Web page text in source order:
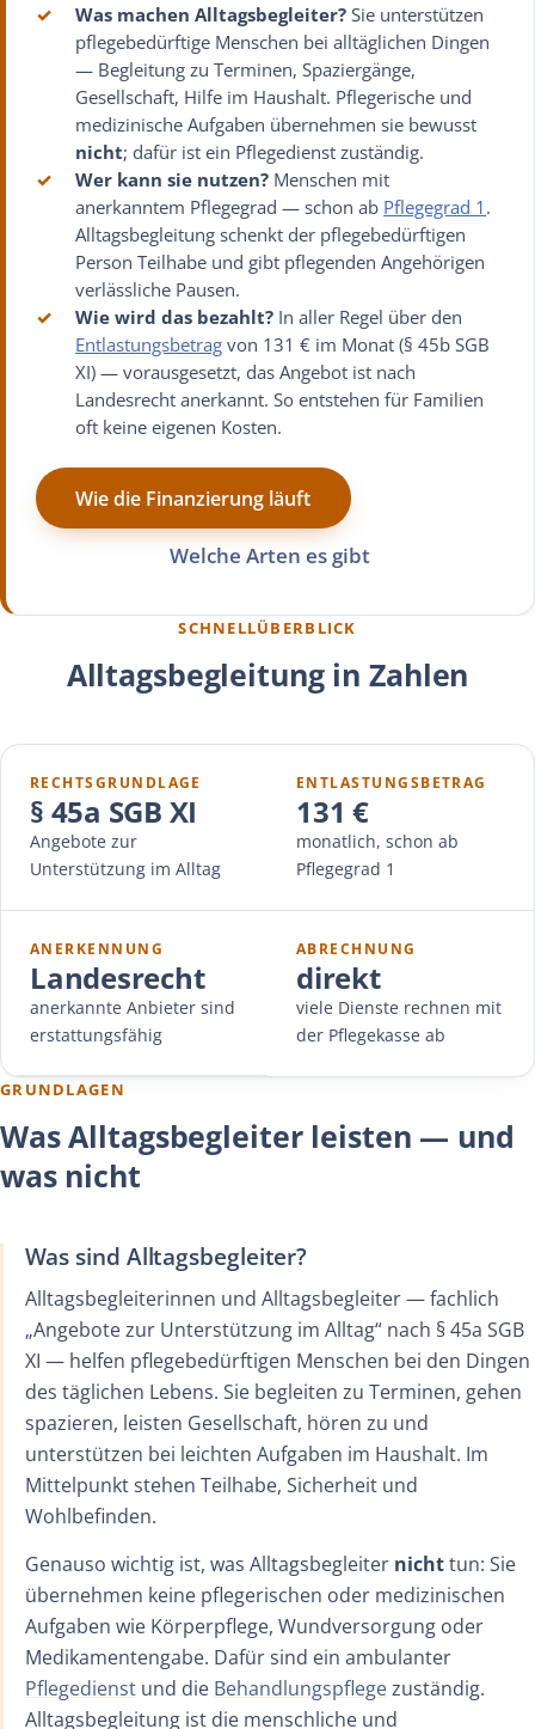
✓ Was machen Alltagsbegleiter?Sie unterstützen
pflegebedürftige Menschen bei alltäglichen Dingen
— Begleitung zu Terminen, Spaziergänge,
Gesellschaft, Hilfe im Haushalt. Pflegerische und
medizinische Aufgaben übernehmen sie bewusst
nicht; dafür ist ein Pflegedienst zuständig.
✓
Wer kann sie nutzen? Menschen mit
anerkanntem Pflegegrad — schon ab Pflegegrad 1.
Alltagsbegleitung schenkt der pflegebedürftigen
Person Teilhabe und gibt pflegenden Angehörigen
verlässliche Pausen.
✓
Wie wird das bezahlt? In aller Regel über den
Entlastungsbetragvon 131 € im Monat (§ 45b SGB
XI) — vorausgesetzt, das Angebot ist nach
Landesrecht anerkannt. So entstehen für Familien
oft keine eigenen Kosten.
Wie die Finanzierung läuft
Welche Arten es gibt
SCHNELLÜBERBLICK
Alltagsbegleitung in Zahlen
RECHTSGRUNDLAGE
§ 45a SGB XI
Angebote zur
Unterstützung im Alltag
ENTLASTUNGSBETRAG
131 €
monatlich, schon ab
Pflegegrad 1
ANERKENNUNG
Landesrecht
anerkannte Anbieter sind
erstattungsfähig
ABRECHNUNG
direkt
viele Dienste rechnen mit
der Pflegekasse ab
GRUNDLAGEN
Was Alltagsbegleiter leisten — und
was nicht
Was sind Alltagsbegleiter?
Alltagsbegleiterinnen und Alltagsbegleiter — fachlich
„Angebote zur Unterstützung im Alltag“ nach § 45a SGB
XI — helfen pflegebedürftigen Menschen bei den Dingen
des täglichen Lebens. Sie begleiten zu Terminen, gehen
spazieren, leisten Gesellschaft, hören zu und
unterstützen bei leichten Aufgaben im Haushalt. Im
Mittelpunkt stehen Teilhabe, Sicherheit und
Wohlbefinden.
Genauso wichtig ist, was Alltagsbegleiter nichttun: Sie
übernehmen keine pflegerischen oder medizinischen
Aufgaben wie Körperpflege, Wundversorgung oder
Medikamentengabe. Dafür sind ein ambulanter
Pflegedienstund die Behandlungspflegezuständig.
Alltagsbegleitung ist die menschliche und